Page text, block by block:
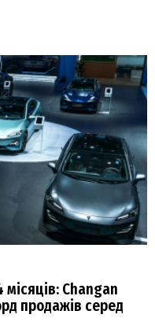
Changan
продажів серед